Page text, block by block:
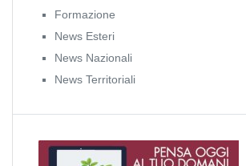
Formazione
News Esteri
News Nazionali
News Territoriali